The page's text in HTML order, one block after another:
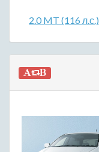
2.0 MT (116 л.с.)